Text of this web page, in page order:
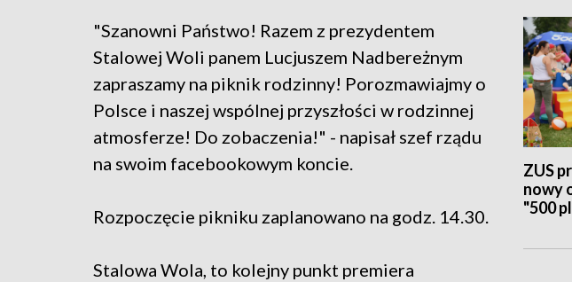
ZUS
nowy
"500
"Szanowni Państwo! Razem z prezydentem
Stalowej Woli panem Lucjuszem Nadbereżnym
zapraszamy na piknik rodzinny! Porozmawiajmy o
Polsce i naszej wspólnej przyszłości w rodzinnej
atmosferze! Do zobaczenia!" - napisał szef rządu
na swoim facebookowym koncie.
Rozpoczęcie pikniku zaplanowano na godz. 14.30.
Stalowa Wola, to kolejny punkt premiera